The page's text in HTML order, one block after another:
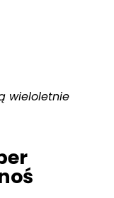
wieloletnie